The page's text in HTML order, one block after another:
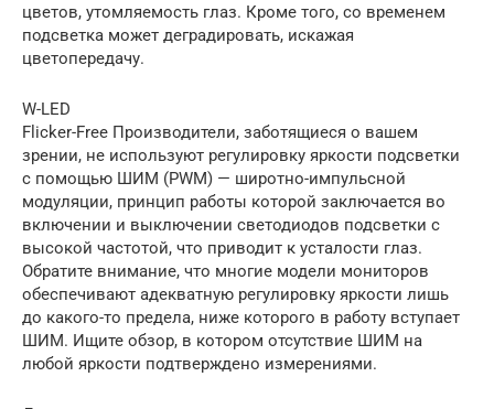
цветов, утомляемость глаз. Кроме того, со временем
подсветка может деградировать, искажая
цветопередачу.
W-LED
Flicker-Free Производители, заботящиеся о вашем
зрении, не используют регулировку яркости подсветки
с помощью ШИМ (PWM) — широтно-импульсной
модуляции, принцип работы которой заключается во
включении и выключении светодиодов подсветки с
высокой частотой, что приводит к усталости глаз.
Обратите внимание, что многие модели мониторов
обеспечивают адекватную регулировку яркости лишь
до какого-то предела, ниже которого в работу вступает
ШИМ. Ищите обзор, в котором отсутствие ШИМ на
любой яркости подтверждено измерениями.